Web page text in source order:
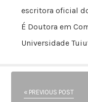
escritora oficial
É Doutora em
Universidade
« PREVIOUS POST